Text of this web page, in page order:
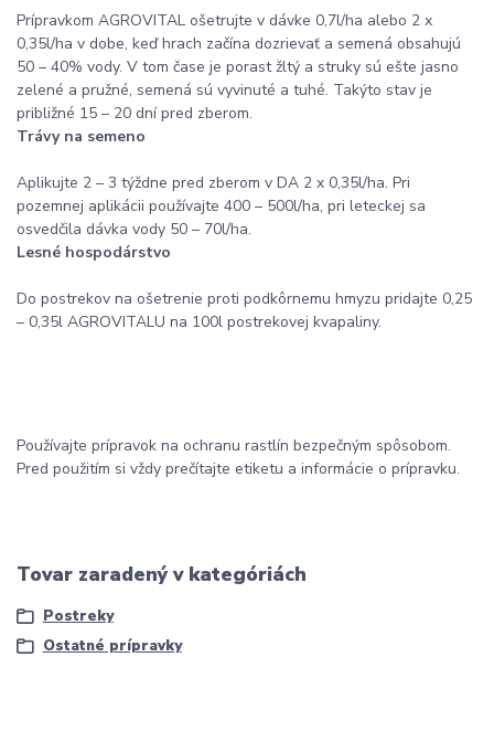
Prípravkom AGROVITAL ošetrujte v dávke 0,7l/ha alebo 2 x
0,35l/ha v dobe, keď hrach začína dozrievať a semená obsahujú
50 – 40% vody. V tom čase je porast žltý a struky sú ešte jasno
zelené a pružné, semená sú vyvinuté a tuhé. Takýto stav je
približné 15 – 20 dní pred zberom.
Trávy na semeno
Aplikujte 2 – 3 týždne pred zberom v DA 2 x 0,35l/ha. Pri
pozemnej aplikácii používajte 400 – 500l/ha, pri leteckej sa
osvedčila dávka vody 50 – 70l/ha.
Lesné hospodárstvo
Do postrekov na ošetrenie proti podkôrnemu hmyzu pridajte 0,25
– 0,35l AGROVITALU na 100l postrekovej kvapaliny.
Používajte prípravok na ochranu rastlín bezpečným spôsobom.
Pred použitím si vždy prečítajte etiketu a informácie o prípravku.
Tovar zaradený v kategóriách
Postreky
Ostatné prípravky